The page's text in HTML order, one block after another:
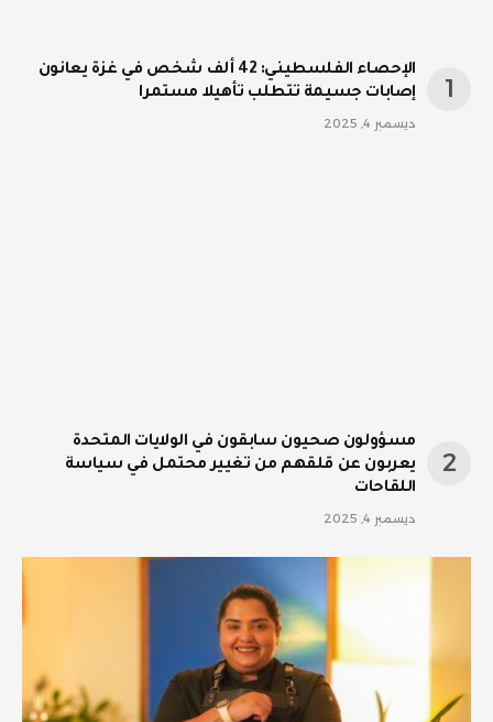
الإحصاء الفلسطيني: 42 ألف شخص في غزة يعانون
إصابات جسيمة تتطلب تأهيلا مستمرا
ديسمبر 4, 2025
مسؤولون صحيون سابقون في الولايات المتحدة
يعربون عن قلقهم من تغيير محتمل في سياسة
اللقاحات
ديسمبر 4, 2025